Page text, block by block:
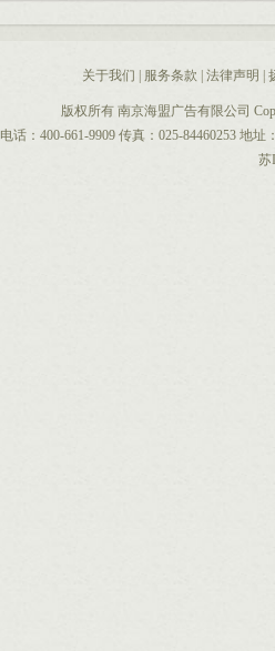
关于我们 服务条款 法律声明
版权所有 南京海盟广告有限公司
电话：400-661-9909 传真：025-84460253 地
苏